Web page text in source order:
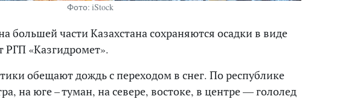
Фото: iStock
большей части Казахстана сохраняются осадки в виде
РГП «Казгидромет».
обещают дождь с переходом в снег. По республике
на юге – туман, на севере, востоке, в центре — гололед